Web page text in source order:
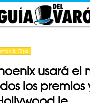
& Risa
usará el
los premios